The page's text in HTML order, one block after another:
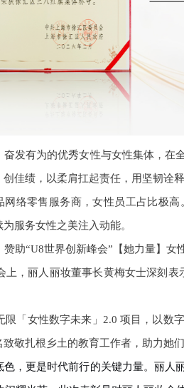
发有为的优秀女性与女性集体，
佳绩，以柔肩扛起责任，用坚韧诠
网络零售服务商，女性员工占比极
服务女性之美注入动能。
赞助“U8世界创新峰会”【她力量】女
，丽人丽妆董事长黄梅女士深刻
限「女性数字未来」 2.0 项目 ，以数
敬扎根乡土的教育工作者，助力她
色，更是时代前行的关键力量。丽人